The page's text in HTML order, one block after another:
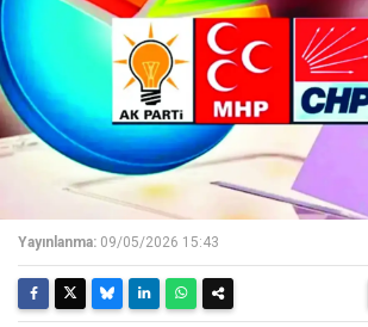
Yayınlanma: 09/05/2026 15:43